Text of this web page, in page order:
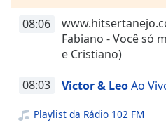
descriptions
selected
Subtitles
08:06
Fabiano - Você só
e Cristiano)
08:03 Victor & LeoAo
Playlist da Rádio 102 FM